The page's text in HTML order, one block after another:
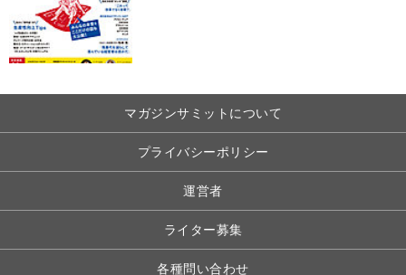
マガジンサミットについて
プライバシーポリシー
運営者
ライター募集
各種問い合わせ